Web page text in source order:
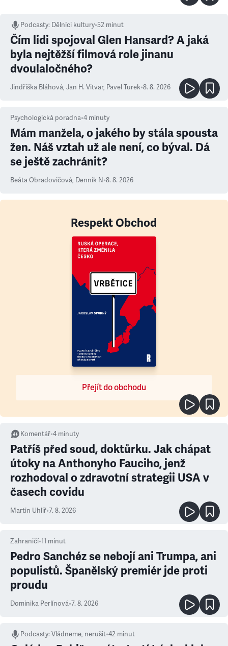
Podcasty: Dělníci kultury•52 minut
Čím lidi spojoval Glen Hansard? A jaká
byla nejtěžší filmová role jinanu
dvoulaločného?
Jindřiška Bláhová, Jan H. Vitvar, Pavel Turek•8. 8. 2026
Psychologická poradna•4 minuty
Mám manžela, o jakého by stála spousta
žen. Náš vztah už ale není, co býval. Dá
se ještě zachránit?
Beáta Obradovičová, Denník N•8. 8. 2026
Respekt Obchod
Přejít do obchodu
Komentář•4 minuty
Patříš před soud, doktůrku. Jak chápat
útoky na Anthonyho Fauciho, jenž
rozhodoval o zdravotní strategii USA v
časech covidu
Martin Uhlíř•7. 8. 2026
Zahraničí•11 minut
Pedro Sanchéz se nebojí ani Trumpa, ani
populistů. Španělský premiér jde proti
proudu
Dominika Perlínová•7. 8. 2026
Podcasty:Vládneme, nerušit•42 minut